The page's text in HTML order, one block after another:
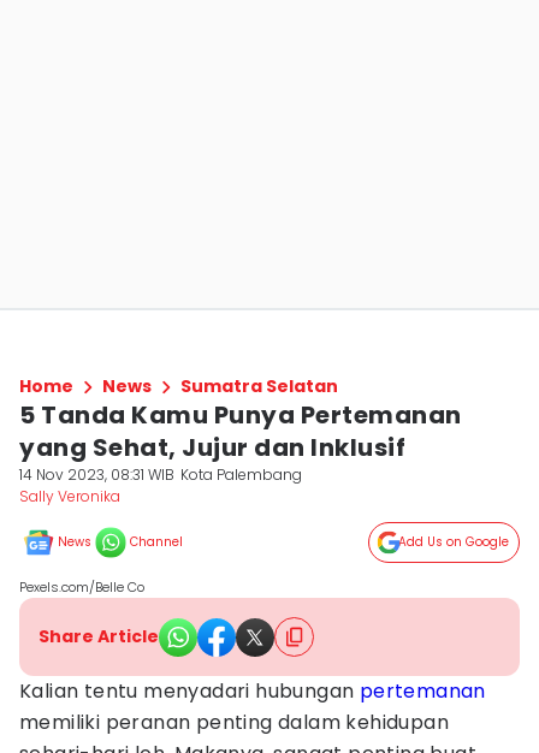
Home News Sumatra Selatan
5 Tanda Kamu Punya Pertemanan
yang Sehat, Jujur dan Inklusif
14 Nov 2023, 08:31 WIB Kota Palembang
Sally Veronika
News Channel Add Us on Google
Pexels.com/Belle Co
Share Article
Kalian tentu menyadari hubungan pertemanan
memiliki peranan penting dalam kehidupan